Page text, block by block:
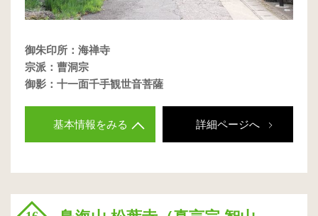
御朱印所：海禅寺
宗派：曹洞宗
御影：十一面千手観世音菩薩
基本情報をみる 詳細ページへ